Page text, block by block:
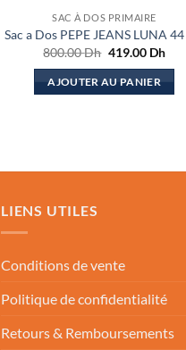
SAC À DOS PRIMAIRE
Sac a Dos PEPE JEANS LUNA
800.00Dh Le
initial
était :
419.00 DhLe
AJOUTER AU PANIER
LIENS UTILES
Conditions de vente
Politique de confidentialité
Retours & Remboursements